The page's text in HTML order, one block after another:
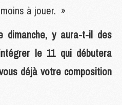
à jouer. »
dimanche, y aura-t-il des
le 11 qui débutera
déjà votre composition